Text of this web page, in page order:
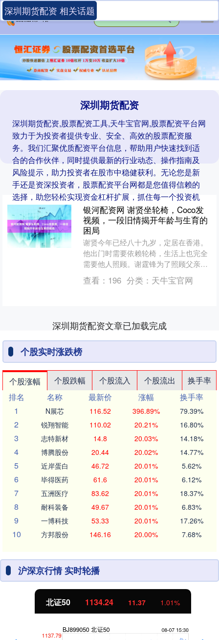
深圳期货配资
深圳期货配资,股票配资工具,天牛宝官网,股票配资平台网
致力于为投资者提供专业、安全、高效的股票配资服
务。我们汇聚优质配资平台信息，帮助用户快速找到适
合的合作伙伴，同时提供最新的行业动态、操作指南及
风险提示，助力投资者在股市中稳健获利。无论您是新
手还是资深投资者，股票配资平台网都是您值得信赖的
选择，助您轻松实现资金杠杆扩展，抓住每一个投资机
深圳期货配资 相关话题
银河配资网 谢贤坐轮椅，Coco发
视频，一段旧情揭开年龄与生育的
困局
谢贤今年已经八十九岁，定居在香港。
他出门时需要依赖轮椅，生活上也完全
需要他人照顾。谢霆锋为了照顾父亲，
专门请了护理人员，虽然谢贤没有亲自
参加谢霆锋的演唱会，但他....
查看： 196 分类： 天牛宝官网
深圳期货配资文章已加载完成
个股实时涨跌榜
个股涨幅 个股跌幅 个股流入 个股流出
换手率
排名
名称 最新价 涨幅
换手率
1
N展芯 116.52 396.89% 79.39%
2 锐翔智能 110.02 20.21% 16.80%
3 志特新材 14.8 20.03% 14.18%
4 博腾股份 20.44 20.02% 14.77%
5 近岸蛋白 46.72 20.01% 5.62%
6 毕得医药 61.6 20.01% 6.12%
7 五洲医疗 83.62 20.01% 18.37%
8 耐科装备 49.67 20.01% 6.83%
9 一博科技 53.33 20.01% 17.26%
10 方邦股份 146.16 20.00% 7.68%
沪深京行情 实时轮播
北证50 1134.24 11.37 1.01%